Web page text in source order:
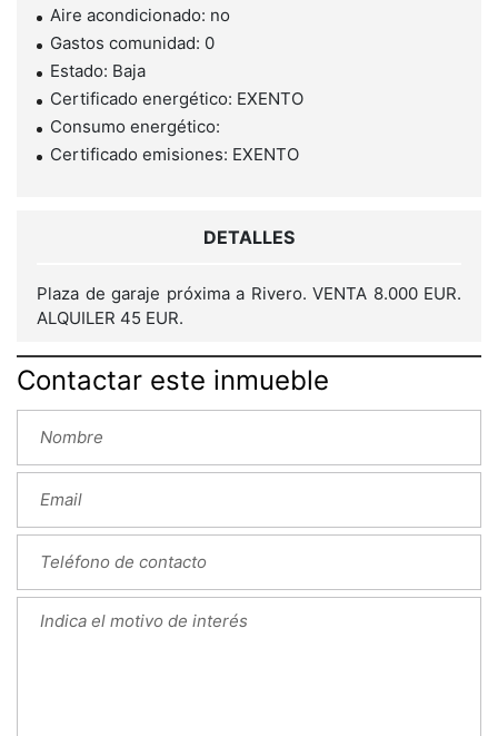
Aire acondicionado: no
Gastos comunidad: 0
Estado: Baja
Certificado energético: EXENTO
Consumo energético:
Certificado emisiones: EXENTO
DETALLES
Plaza de garaje próxima a Rivero. VENTA 8.000 EUR.
ALQUILER 45 EUR.
Contactar este inmueble